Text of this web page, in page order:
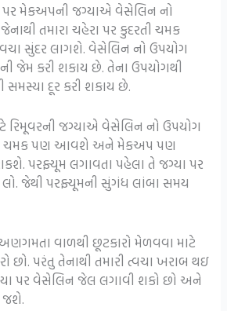
પર મેકઅપની જગ્યાએ વેસેલિન નો
તમારા ચહેરા પર કુદરતી ચમક
સુંદર લાગશે. વેસેલિન નો ઉપયોગ
જેમ કરી શકાય છે. તેના ઉપયોગથી
સમસ્યા દૂર કરી શકાય છે.
રિમૂવરની જગ્યાએ વેસેલિન નો ઉપયોગ
પર ચમક પણ આવશે અને મેકઅપ પણ
પરફ્યૂમ લગાવતા પહેલા તે જગ્યા પર
જેથી પરફ્યૂમની સુંગંધ લાંબા સમય
વાળથી છૂટકારો મેળવવા માટે
છો. પરંતુ તેનાથી તમારી ત્વચા ખરાબ થઇ
પર વેસેલિન જેલ લગાવી શકો છો અને
જશે.